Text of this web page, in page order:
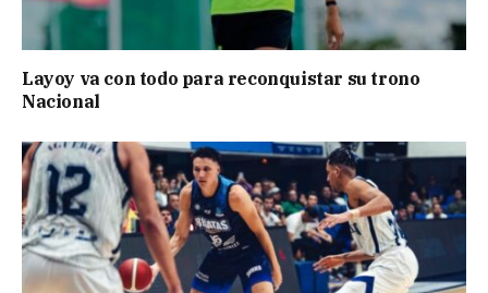
Layoy va con todo para reconquistar su trono
Nacional